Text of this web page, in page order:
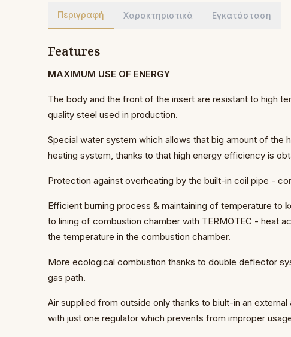
Περιγραφή Χαρακτηριστικά Εγκατάσταση
Features
MAXIMUM USE OF ENERGY
The body and the front of the insert are resistant to high
quality steel used in production.
Special water system which allows that big amount of the
heating system, thanks to that high energy efficiency is
Protection against overheating by the built-in coil pipe -
Efficient burning process & maintaining of temperature to
to lining of combustion chamber with TERMOTEC - heat
the temperature in the combustion chamber.
More ecological combustion thanks to double deflector
gas path.
Air supplied from outside only thanks to biult-in an external
with just one regulator which prevents from improper